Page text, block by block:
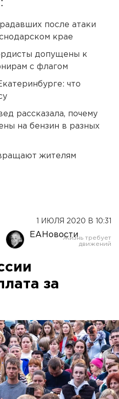
после атаки
крае
допущены к
с флагом
что
рассказала, почему
на бензин в разных
жителям
1 ИЮЛЯ 2020 В 10:31
ЕАНовости
за